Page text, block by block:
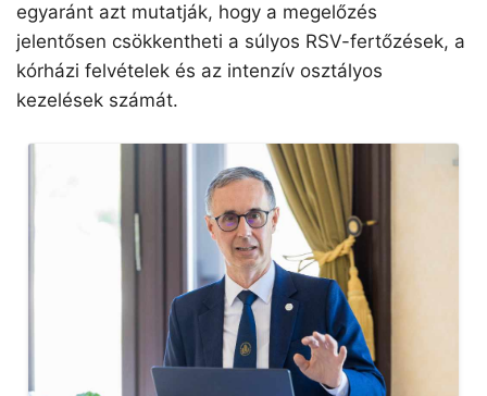
egyaránt azt mutatják, hogy a megelőzés
jelentősen csökkentheti a súlyos RSV-fertőzések, a
kórházi felvételek és az intenzív osztályos
kezelések számát.